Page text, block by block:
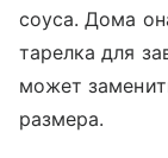
соуса. Дома
тарелка для
может
размера.